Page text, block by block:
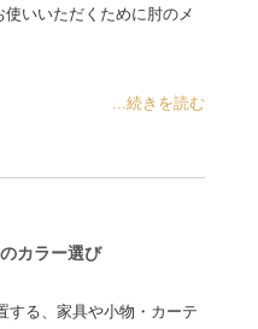
いいただくために肘のメ
...続きを読む
カラー選び
する、家具や小物・カーテ